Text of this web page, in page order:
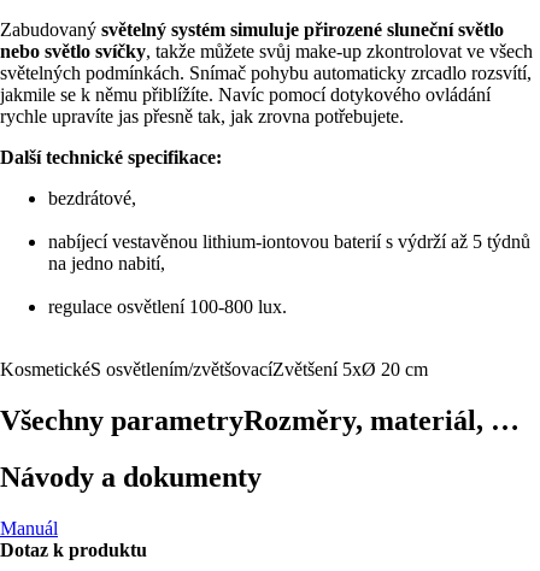
Zabudovaný světelný systém simuluje přirozené sluneční světlo
nebo světlo svíčky, takže můžete svůj make-up zkontrolovat ve všech
světelných podmínkách. Snímač pohybu automaticky zrcadlo rozsvítí,
jakmile se k němu přiblížíte. Navíc pomocí dotykového ovládání
rychle upravíte jas přesně tak, jak zrovna potřebujete.
Další technické specifikace:
bezdrátové,
nabíjecí vestavěnou lithium-iontovou baterií s výdrží až 5 týdnů
na jedno nabití,
regulace osvětlení 100-800 lux.
KosmetickéS osvětlením/zvětšovacíZvětšení 5xØ 20 cm
Všechny parametryRozměry, materiál, …
Návody a dokumenty
Manuál
Dotaz k produktu